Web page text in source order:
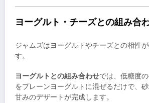
ヨーグルト・チーズとの組み合
ジャムズはヨーグルトやチーズとの相性
す。
ヨーグルトとの組み合わせでは、低糖度
をプレーンヨーグルトに混ぜるだけで、
甘みのデザートが完成します。